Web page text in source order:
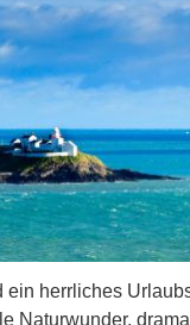
ein herrliches
Naturwunder,